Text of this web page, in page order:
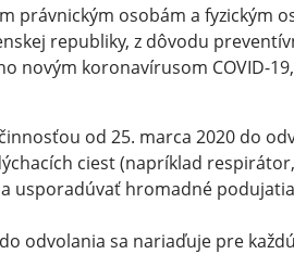
právnickým osobám a fyzickým
republiky, z dôvodu
novým koronavírusom COVID-
od 25. marca 2020 do
ciest (napríklad
a usporadúvať hromadné
odvolania sa nariaďuje pre